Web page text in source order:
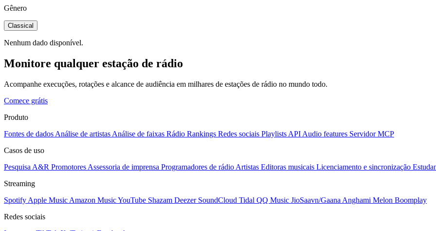
Gênero
Classical
Nenhum dado disponível.
Monitore qualquer estação de rádio
Acompanhe execuções, rotações e alcance de audiência em milhares de estações de rádio no mundo todo.
Comece grátis
Produto
Fontes de dados Análise de artistas Análise de faixas Rádio Rankings Redes sociais Playlists API Audio features Servidor MCP
Casos de uso
Pesquisa A&R Promotores Assessoria de imprensa Programadores de rádio Artistas Editoras musicais Licenciamento e sincronização
Streaming
Spotify Apple Music Amazon MusicYouTube Shazam Deezer SoundCloud Tidal QQ Music JioSaavn/Gaana Anghami Melon Boomplay
Redes sociais